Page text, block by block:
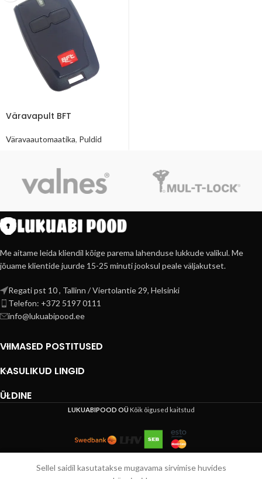
Väravapult BFT
Väravaautomaatika, Puldid
Me aitame leida kliendil kõige parema lahenduse lukkude valikul. Me
jõuame klientide juurde 15-25 minuti jooksul peale väljakutset.
Regati pst 10 , Tallinn / Viertolantie 29, Helsinki
Telefon: +372 5197 0111
info@lukuabipood.ee
VIIMASED POSTITUSED
KASULIKUD LINGID
ÜLDINE
LUKUABIPOOD OÜ Kõik õigused kaitstud
Sellel saidil kasutatakse mugavama sirvimise huvides